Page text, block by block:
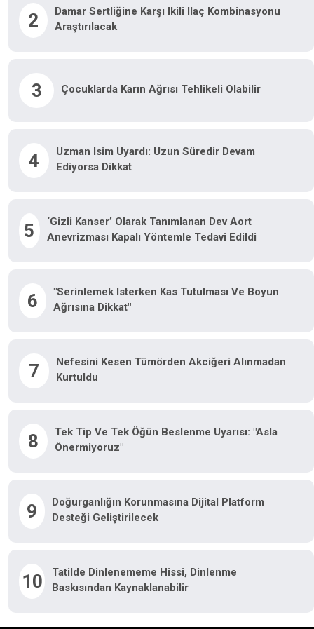
2
Damar Sertliğine Karşı Ikili Ilaç Kombinasyonu
Araştırılacak
3 Çocuklarda Karın Ağrısı Tehlikeli Olabilir
4
Uzman Isim Uyardı: Uzun Süredir Devam
Ediyorsa Dikkat
5
‘Gizli Kanser’ Olarak Tanımlanan Dev Aort
Anevrizması Kapalı Yöntemle Tedavi Edildi
6
"Serinlemek Isterken Kas Tutulması Ve Boyun
Ağrısına Dikkat"
7
Nefesini Kesen Tümörden Akciğeri Alınmadan
Kurtuldu
8
Tek Tip Ve Tek Öğün Beslenme Uyarısı: "Asla
Önermiyoruz"
9
Doğurganlığın Korunmasına Dijital Platform
Desteği Geliştirilecek
10
Tatilde Dinlenememe Hissi, Dinlenme
Baskısından Kaynaklanabilir